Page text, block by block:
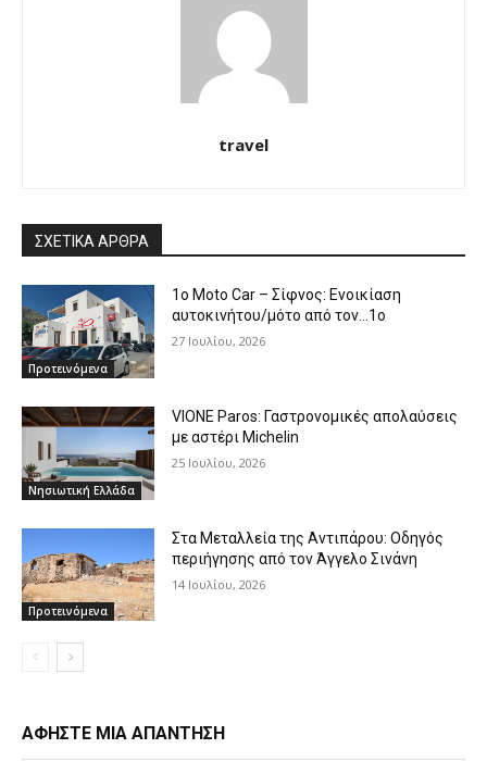
travel
ΣΧΕΤΙΚΑ ΑΡΘΡΑ
Προτεινόμενα
1o Moto Car – Σίφνος: Ενοικίαση
αυτοκινήτου/μότο από τον…1ο
27 Ιουλίου, 2026
Νησιωτική Ελλάδα
VIONE Paros: Γαστρονομικές απολαύσεις
με αστέρι Michelin
25 Ιουλίου, 2026
Προτεινόμενα
Στα Μεταλλεία της Αντιπάρου: Οδηγός
περιήγησης από τον Άγγελο Σινάνη
14 Ιουλίου, 2026
ΑΦΗΣΤΕ ΜΙΑ ΑΠΑΝΤΗΣΗ